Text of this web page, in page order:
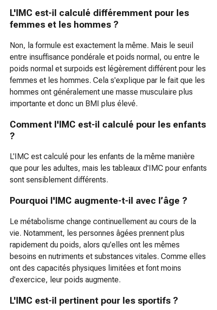
Huile
pour
visage
Appareils
de
soins
de
beauté
des
Conditionneurs
et
cures
Brosses
cheveux
et
peignes
Coloration
capillaire
Huiles
Produits
L'IMC est-il calculé différemment pour les
femmes et les hommes ?
Non, la formule est exactement la même. Mais le seuil
entre insuffisance pondérale et poids normal, ou entre le
poids normal et surpoids est légèrement différent pour les
femmes et les hommes. Cela s'explique par le fait que les
hommes ont généralement une masse musculaire plus
importante et donc un BMI plus élevé.
Comment l'IMC est-il calculé pour les enfants
?
L'IMC est calculé pour les enfants de la même manière
que pour les adultes, mais les tableaux d'IMC pour enfants
sont sensiblement différents.
Pourquoi l'IMC augmente-t-il avec l’âge ?
Le métabolisme change continuellement au cours de la
vie. Notamment, les personnes âgées prennent plus
rapidement du poids, alors qu'elles ont les mêmes
besoins en nutriments et substances vitales. Comme elles
ont des capacités physiques limitées et font moins
d'exercice, leur poids augmente.
L'IMC est-il pertinent pour les sportifs ?